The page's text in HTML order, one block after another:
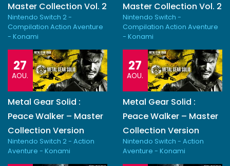
Master Collection Vol. 2
Nintendo Switch 2 -
Compilation Action Aventure
- Konami
Master Collection Vol. 2
Nintendo Switch -
Compilation Action Aventure
- Konami
27
AOU.
Metal Gear Solid :
Peace Walker – Master
Collection Version
Nintendo Switch 2 - Action
Aventure - Konami
27
AOU.
Metal Gear Solid :
Peace Walker – Master
Collection Version
Nintendo Switch - Action
Aventure - Konami